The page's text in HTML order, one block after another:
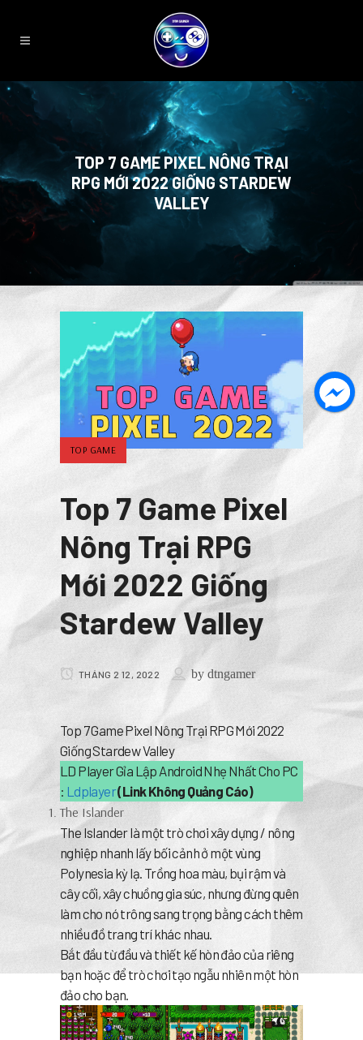
TOP 7 GAME PIXEL NÔNG TRẠI
RPG MỚI 2022 GIỐNG STARDEW
VALLEY
TOP GAME
Top 7 Game Pixel
Nông Trại RPG
Mới 2022 Giống
Stardew Valley
THÁNG 2 12, 2022 bydtngamer
Top 7 Game Pixel Nông Trại RPG Mới 2022
Giống Stardew Valley
LD Player Gỉa Lập Android Nhẹ Nhất Cho PC
: Ldplayer(Link Không Quảng Cáo)
The Islander
The Islander là một trò chơi xây dựng / nông
nghiệp nhanh lấy bối cảnh ở một vùng
Polynesia kỳ lạ. Trồng hoa màu, bụi rậm và
cây cối, xây chuồng gia súc, nhưng đừng quên
làm cho nó trông sang trọng bằng cách thêm
nhiều đồ trang trí khác nhau.
Bắt đầu từ đầu và thiết kế hòn đảo của riêng
bạn hoặc để trò chơi tạo ngẫu nhiên một hòn
đảo cho bạn.